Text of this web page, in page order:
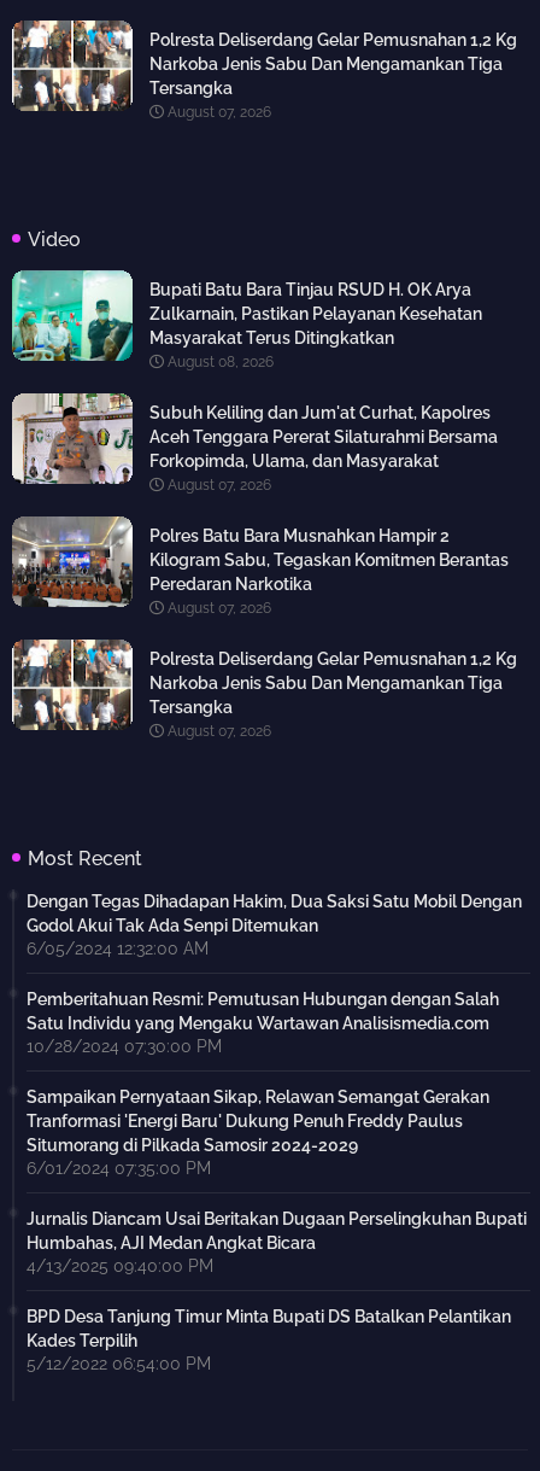
Polresta Deliserdang Gelar Pemusnahan 1,2 Kg
Narkoba Jenis Sabu Dan Mengamankan Tiga
Tersangka
August 07, 2026
Video
Bupati Batu Bara Tinjau RSUD H. OK Arya
Zulkarnain, Pastikan Pelayanan Kesehatan
Masyarakat Terus Ditingkatkan
August 08, 2026
Subuh Keliling dan Jum'at Curhat, Kapolres
Aceh Tenggara Pererat Silaturahmi Bersama
Forkopimda, Ulama, dan Masyarakat
August 07, 2026
Polres Batu Bara Musnahkan Hampir 2
Kilogram Sabu, Tegaskan Komitmen Berantas
Peredaran Narkotika
August 07, 2026
Polresta Deliserdang Gelar Pemusnahan 1,2 Kg
Narkoba Jenis Sabu Dan Mengamankan Tiga
Tersangka
August 07, 2026
Most Recent
Dengan Tegas Dihadapan Hakim, Dua Saksi Satu Mobil Dengan
Godol Akui Tak Ada Senpi Ditemukan
6/05/2024 12:32:00 AM
Pemberitahuan Resmi: Pemutusan Hubungan dengan Salah
Satu Individu yang Mengaku Wartawan Analisismedia.com
10/28/2024 07:30:00 PM
Sampaikan Pernyataan Sikap, Relawan Semangat Gerakan
Tranformasi 'Energi Baru' Dukung Penuh Freddy Paulus
Situmorang di Pilkada Samosir 2024-2029
6/01/2024 07:35:00 PM
Jurnalis Diancam Usai Beritakan Dugaan Perselingkuhan Bupati
Humbahas, AJI Medan Angkat Bicara
4/13/2025 09:40:00 PM
BPD Desa Tanjung Timur Minta Bupati DS Batalkan Pelantikan
Kades Terpilih
5/12/2022 06:54:00 PM